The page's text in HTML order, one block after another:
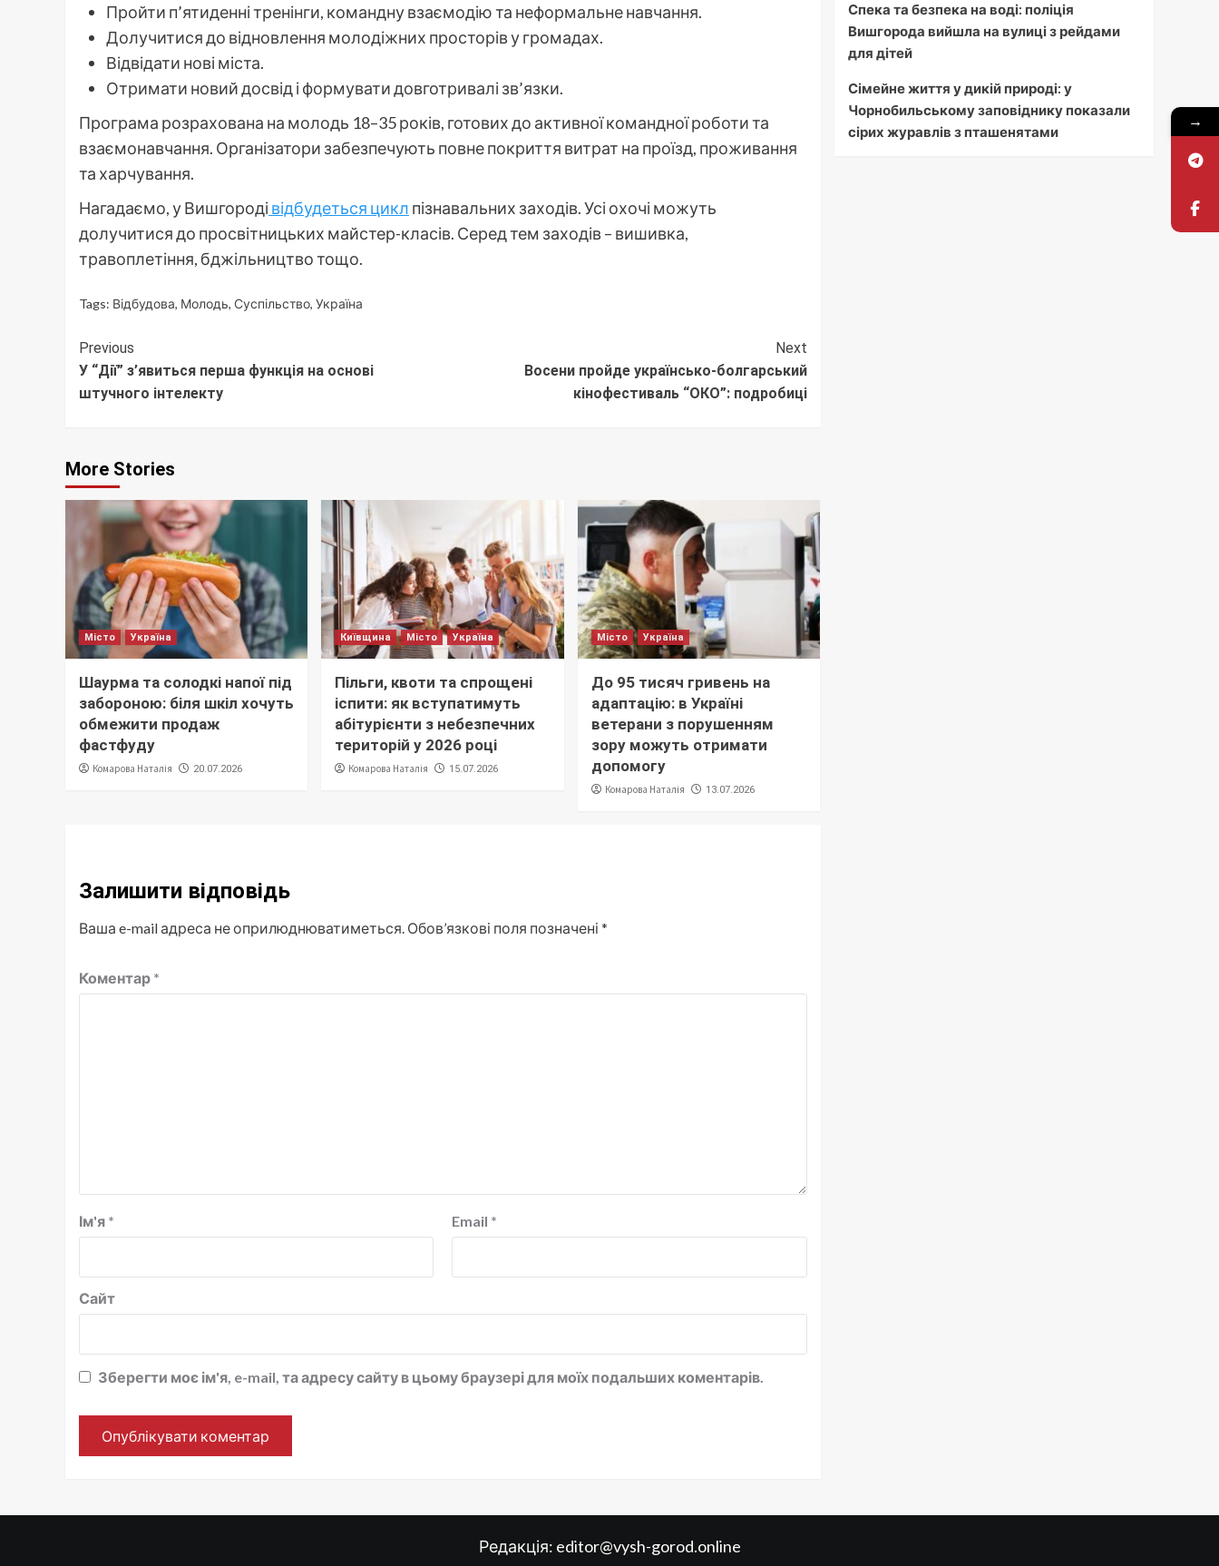
Пройти п’ятиденні тренінги, командну взаємодію та неформальне навчання.
Долучитися до відновлення молодіжних просторів у громадах.
Відвідати нові міста.
Отримати новий досвід і формувати довготривалі зв’язки.
Програма розрахована на молодь 18–35 років, готових до активної командної роботи та
взаємонавчання. Організатори забезпечують повне покриття витрат на проїзд, проживання
та харчування.
Нагадаємо, у Вишгороді відбудеться цикл пізнавальних заходів. Усі охочі можуть
долучитися до просвітницьких майстер-класів. Серед тем заходів – вишивка,
травоплетіння, бджільництво тощо.
Tags: Відбудова, Молодь, Суспільство, Україна
Continue
Reading
Previous
У “Дії” з’явиться перша функція на основі
штучного інтелекту
Next
Восени пройде українсько-болгарський
кінофестиваль “ОКО”: подробиці
More Stories
Місто Україна
Шаурма та солодкі напої під
забороною: біля шкіл хочуть
обмежити продаж
фастфуду
Комарова Наталія 20.07.2026
Київщина Місто Україна
Пільги, квоти та спрощені
іспити: як вступатимуть
абітурієнти з небезпечних
територій у 2026 році
Комарова Наталія 15.07.2026
Місто Україна
До 95 тисяч гривень на
адаптацію: в Україні
ветерани з порушенням
зору можуть отримати
допомогу
Комарова Наталія 13.07.2026
Залишити відповідь
Ваша e-mail адреса не оприлюднюватиметься. Обов’язкові поля позначені *
Коментар *
Ім'я * Email *
Сайт
Зберегти моє ім'я, e-mail, та адресу сайту в цьому браузері для моїх подальших коментарів.
Спека та безпека на воді: поліція
Вишгорода вийшла на вулиці з рейдами
для дітей
Сімейне життя у дикій природі: у
Чорнобильському заповіднику показали
сірих журавлів з пташенятами
Редакція: editor@vysh-gorod.online
→